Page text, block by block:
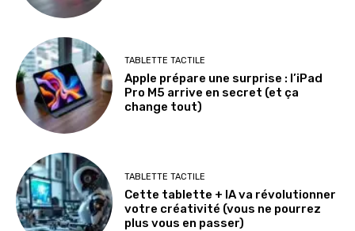
TABLETTE TACTILE
Apple prépare une surprise : l’iPad
Pro M5 arrive en secret (et ça
change tout)
TABLETTE TACTILE
Cette tablette + IA va révolutionner
votre créativité (vous ne pourrez
plus vous en passer)